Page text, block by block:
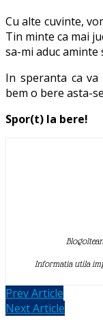
Cu alte cuvinte,
Tin minte ca mai
sa-mi aduc aminte
In speranta ca
bem o bere asta-
Spor(t) la bere!
Informatia utila
Prev Article
Next Article